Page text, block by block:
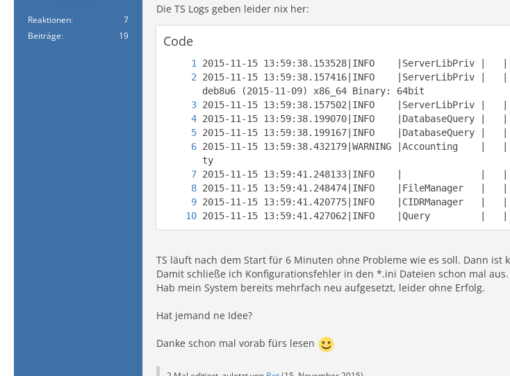
Reaktionen
7
Beiträge
19
Die TS Logs geben leider nix her:
Code
2015-11-15 13:59:38.157416|INFO    |ServerLibPriv |   |
2015-11-15 13:59:38.432179|WARNING |Accounting
2015-11-15 13:59:41.427062|INFO    |Query         |
TS läuft nach dem Start für 6 Minuten ohne Probleme wie es soll. Dann ist
Damit schließe ich Konfigurationsfehler in den *.ini Dateien schon mal aus.
Hab mein System bereits mehrfach neu aufgesetzt, leider ohne Erfolg.
Hat jemand ne Idee?
Danke schon mal vorab fürs lesen